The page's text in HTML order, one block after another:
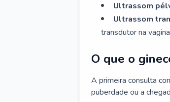
Ultrassom
Ultrassom
transdutor na
O que o
A primeira consulta
puberdade ou a